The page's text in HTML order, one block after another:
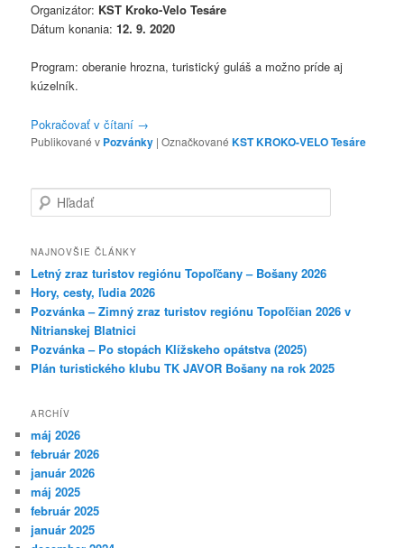
Organizátor: KST Kroko-Velo Tesáre
Dátum konania:12. 9. 2020
Program: oberanie hrozna, turistický guláš a možno príde aj
kúzelník.
Pokračovať v čítaní →
Publikované v Pozvánky |Označkované KST KROKO-VELO Tesáre
ľ
d
ť
NAJNOVŠIE ČLÁNKY
Letný zraz turistov regiónu Topoľčany – Bošany 2026
Hory, cesty, ľudia 2026
Pozvánka – Zimný zraz turistov regiónu Topoľčian 2026 v
Nitrianskej Blatnici
Pozvánka – Po stopách Klížskeho opátstva (2025)
Plán turistického klubu TK JAVOR Bošany na rok 2025
ARCHÍV
máj 2026
február 2026
január 2026
máj 2025
február 2025
január 2025